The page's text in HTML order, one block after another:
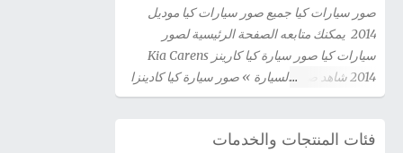
صور سيارات كيا جميع صور سيارات كيا موديل
2014 يمكنك متابعه الصفحة الرئيسية لصور
سيارات كيا صور سيارة كيا كارينز Kia Carens
2014 شاهد صور السيارة » صور سيارة كيا كادينزا
Kia Cadenza 2014 شاهد صور السيارة » صور
فئات المنتجات والخدمات